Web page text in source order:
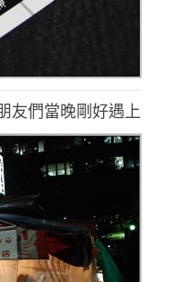
友們當晚剛好遇上